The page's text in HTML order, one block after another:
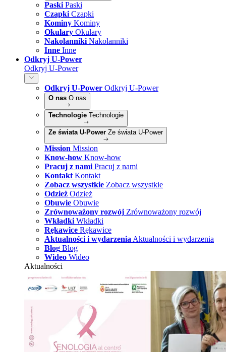
Paski Paski
Czapki Czapki
Kominy Kominy
Okulary Okulary
Nakolanniki Nakolanniki
Inne Inne
Odkryj U-Power
Odkryj U-Power
Odkryj U-Power Odkryj U-Power
O nas O nas
Technologie Technologie
Ze świata U-Power Ze świata U-Power
Mission Mission
Know-how Know-how
Pracuj z nami Pracuj z nami
Kontakt Kontakt
Zobacz wszystkie Zobacz wszystkie
Odzież Odzież
Obuwie Obuwie
Zrównoważony rozwój Zrównoważony rozwój
Wkładki Wkładki
Rękawice Rękawice
Aktualności i wydarzenia Aktualności i wydarzenia
Blog Blog
Wideo Wideo
Aktualności